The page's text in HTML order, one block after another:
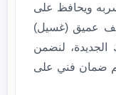
ويحافظ على
عميق (غسيل)
لنضمن
ضمان فني على